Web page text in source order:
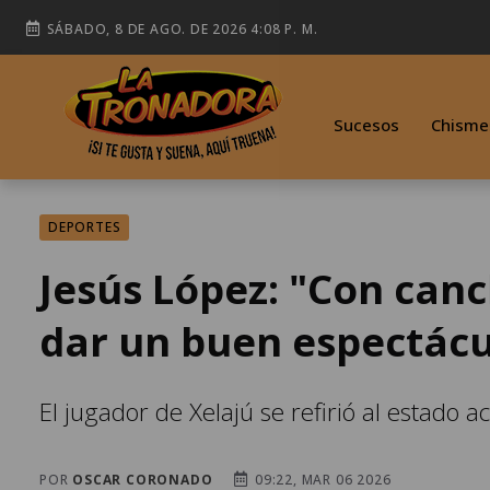
SÁBADO, 8 DE AGO. DE 2026 4:08 P. M.
Sucesos
DEPORTES
Jesús López: "Con
dar un buen
El jugador de Xelajú se refirió al estado
POR OSCAR CORONADO 09:22, MAR 06 2026